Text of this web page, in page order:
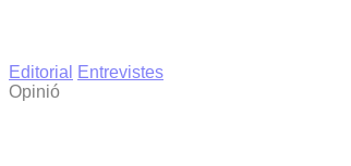
Editorial
Entrevistes
Opinió